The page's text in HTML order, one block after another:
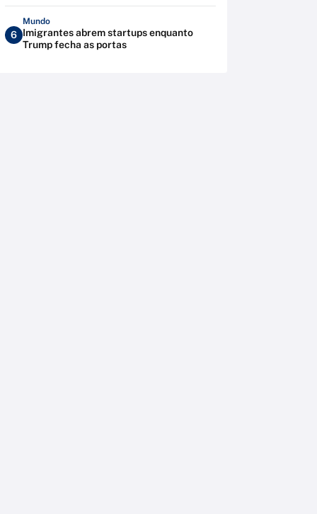
6
Mundo
Imigrantes abrem startups enquanto
Trump fecha as portas